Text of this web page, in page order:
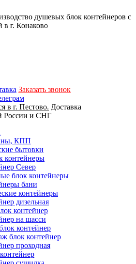
душевых блок контейнеров с
в г. Конаково
Заказать звонок
в г. Пестово. Доставка
России и СНГ
КПП
бытовки
контейнеры
Север
блок контейнеры
бани
контейнеры
дизельная
контейнер
на шасси
контейнер
блок контейнер
проходная